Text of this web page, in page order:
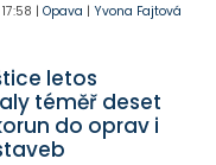
17:58 | Opava | Yvona Fajtová
letos
téměř deset
do oprav i